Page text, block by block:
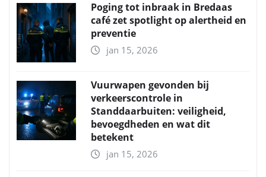
Poging tot inbraak in Bredaas
café zet spotlight op alertheid en
preventie
jan 15, 2026
Vuurwapen gevonden bij
verkeerscontrole in
Standdaarbuiten: veiligheid,
bevoegdheden en wat dit
betekent
jan 15, 2026